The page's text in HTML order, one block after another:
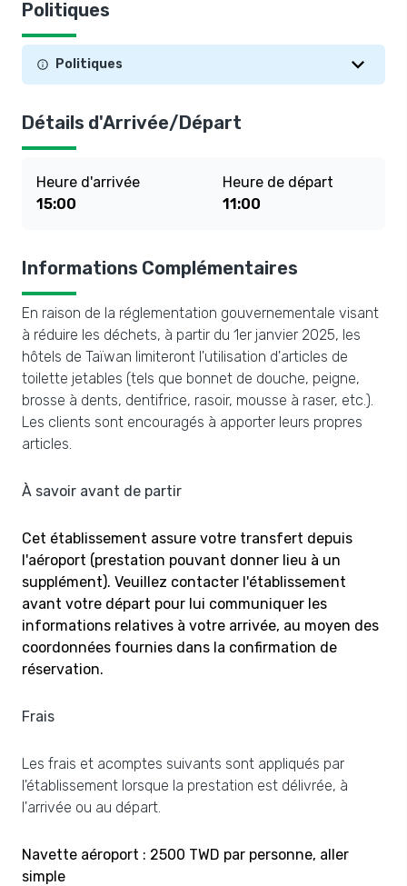
Politiques
Politiques
Détails d'Arrivée/Départ
Heure d'arrivée
15:00
Heure de départ
11:00
Informations Complémentaires
En raison de la réglementation gouvernementale visant
à réduire les déchets, à partir du 1er janvier 2025, les
hôtels de Taïwan limiteront l'utilisation d'articles de
toilette jetables (tels que bonnet de douche, peigne,
brosse à dents, dentifrice, rasoir, mousse à raser, etc.).
Les clients sont encouragés à apporter leurs propres
articles.
À savoir avant de partir
Cet établissement assure votre transfert depuis
l'aéroport (prestation pouvant donner lieu à un
supplément). Veuillez contacter l'établissement
avant votre départ pour lui communiquer les
informations relatives à votre arrivée, au moyen des
coordonnées fournies dans la confirmation de
réservation.
Frais
Les frais et acomptes suivants sont appliqués par
l'établissement lorsque la prestation est délivrée, à
l'arrivée ou au départ.
Navette aéroport : 2500 TWD par personne, aller
simple